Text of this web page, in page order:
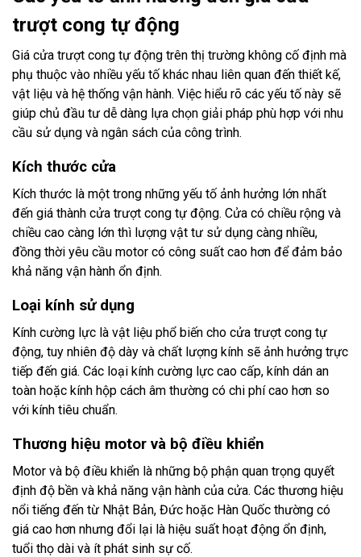
trượt cong tự động
Giá cửa trượt cong tự động trên thị trường không cố định mà
phụ thuộc vào nhiều yếu tố khác nhau liên quan đến thiết kế,
vật liệu và hệ thống vận hành. Việc hiểu rõ các yếu tố này sẽ
giúp chủ đầu tư dễ dàng lựa chọn giải pháp phù hợp với nhu
cầu sử dụng và ngân sách của công trình.
Kích thước cửa
Kích thước là một trong những yếu tố ảnh hưởng lớn nhất
đến giá thành cửa trượt cong tự động. Cửa có chiều rộng và
chiều cao càng lớn thì lượng vật tư sử dụng càng nhiều,
đồng thời yêu cầu motor có công suất cao hơn để đảm bảo
khả năng vận hành ổn định.
Loại kính sử dụng
Kính cường lực là vật liệu phổ biến cho cửa trượt cong tự
động, tuy nhiên độ dày và chất lượng kính sẽ ảnh hưởng trực
tiếp đến giá. Các loại kính cường lực cao cấp, kính dán an
toàn hoặc kính hộp cách âm thường có chi phí cao hơn so
với kính tiêu chuẩn.
Thương hiệu motor và bộ điều khiển
Motor và bộ điều khiển là những bộ phận quan trọng quyết
định độ bền và khả năng vận hành của cửa. Các thương hiệu
nổi tiếng đến từ Nhật Bản, Đức hoặc Hàn Quốc thường có
giá cao hơn nhưng đổi lại là hiệu suất hoạt động ổn định,
tuổi thọ dài và ít phát sinh sự cố.